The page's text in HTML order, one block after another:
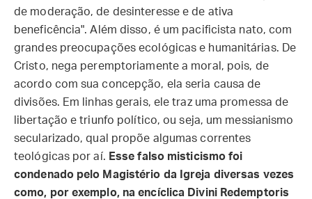
de moderação, de desinteresse e de ativa
beneficência". Além disso, é um pacificista nato, com
grandes preocupações ecológicas e humanitárias. De
Cristo, nega peremptoriamente a moral, pois, de
acordo com sua concepção, ela seria causa de
divisões. Em linhas gerais, ele traz uma promessa de
libertação e triunfo político, ou seja, um messianismo
secularizado, qual propõe algumas correntes
teológicas por aí. Esse falso misticismo foi
condenado pelo Magistério da Igreja diversas vezes
como, por exemplo, na encíclica Divini Redemptoris